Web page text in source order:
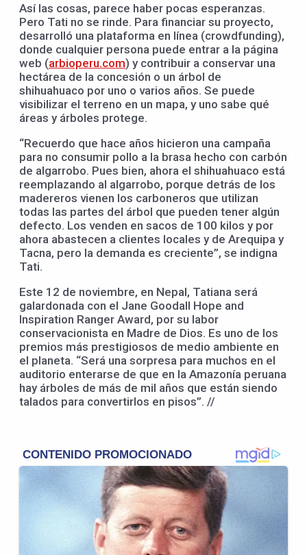
Así las cosas, parece haber pocas esperanzas.
Pero Tati no se rinde. Para financiar su proyecto,
desarrolló una plataforma en línea (crowdfunding),
donde cualquier persona puede entrar a la página
web (arbioperu.com) y contribuir a conservar una
hectárea de la concesión o un árbol de
shihuahuaco por uno o varios años. Se puede
visibilizar el terreno en un mapa, y uno sabe qué
áreas y árboles protege.
“Recuerdo que hace años hicieron una campaña
para no consumir pollo a la brasa hecho con carbón
de algarrobo. Pues bien, ahora el shihuahuaco está
reemplazando al algarrobo, porque detrás de los
madereros vienen los carboneros que utilizan
todas las partes del árbol que pueden tener algún
defecto. Los venden en sacos de 100 kilos y por
ahora abastecen a clientes locales y de Arequipa y
Tacna, pero la demanda es creciente”, se indigna
Tati.
Este 12 de noviembre, en Nepal, Tatiana será
galardonada con el Jane Goodall Hope and
Inspiration Ranger Award, por su labor
conservacionista en Madre de Dios. Es uno de los
premios más prestigiosos de medio ambiente en
el planeta. “Será una sorpresa para muchos en el
auditorio enterarse de que en la Amazonía peruana
hay árboles de más de mil años que están siendo
talados para convertirlos en pisos”. //